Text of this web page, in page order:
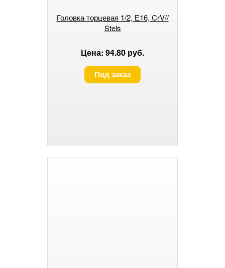
Головка торцевая 1/2, Е16, CrV//
Stels
Цена: 94.80 руб.
Под заказ